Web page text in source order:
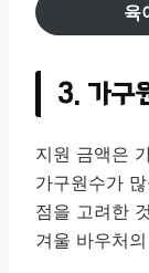
육
3. 가구
지원 금액은
가구원수가
점을 고려한
겨울 바우처